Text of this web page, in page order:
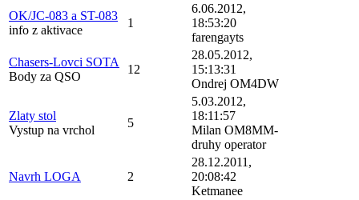
OK/JC-083 a ST-083
info z aktivace
1
6.06.2012,
18:53:20
farengayts
Chasers-Lovci SOTA
Body za QSO
12
28.05.2012,
15:13:31
Ondrej OM4DW
Zlaty stol
Vystup na vrchol
5
5.03.2012,
18:11:57
Milan OM8MM-
druhy operator
Navrh LOGA 2
28.12.2011,
20:08:42
Ketmanee